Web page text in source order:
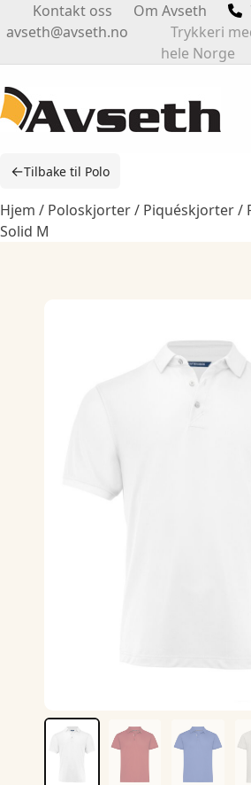
to
Kontakt oss Om Avseth
avseth@avseth.no Trykkeri med
hele Norge
←Tilbake til Polo
Hjem / Poloskjorter / Piquéskjorter/
Solid M